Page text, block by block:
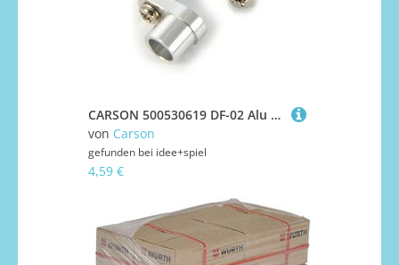
CARSON 500530619 DF-02 Alu Karosseriehalter, vorn (1 St.)
von Carson
gefunden bei idee+spiel
4,59 €